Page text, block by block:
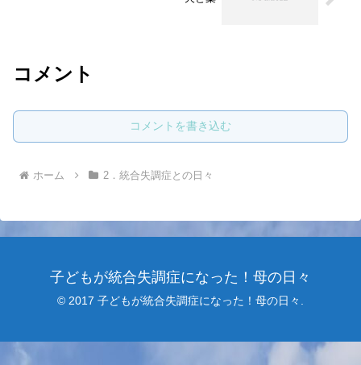
コメント
コメントを書き込む
ホーム 2．統合失調症との日々
子どもが統合失調症になった！母の日々
© 2017 子どもが統合失調症になった！母の日々.